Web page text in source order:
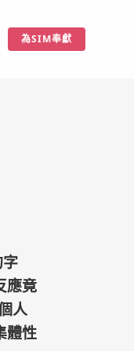
為SIM奉獻
應竟
人
體性